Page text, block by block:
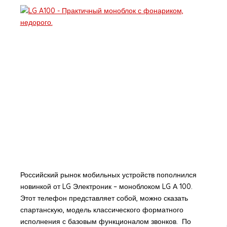
Российский рынок мобильных устройств пополнился
новинкой от LG Электроник – моноблоком LG А 100.
Этот телефон представляет собой, можно сказать
спартанскую, модель классического форматного
исполнения с базовым функционалом звонков. По